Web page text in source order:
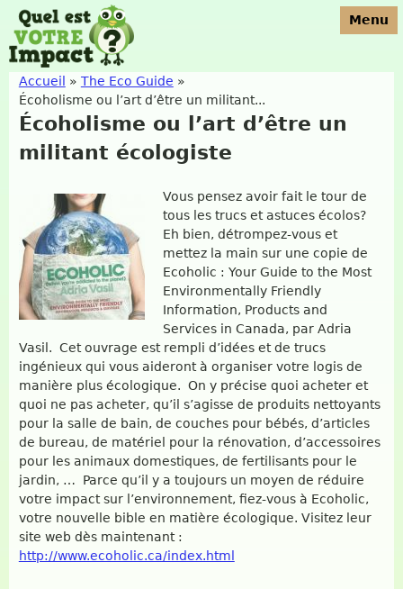
Vous êtes ici
Accueil » The Eco Guide »
Écoholisme ou l’art d’être un militant...
Écoholisme ou l’art d’être un
militant écologiste
Vous pensez avoir fait le tour de
tous les trucs et astuces écolos?
Eh bien, détrompez-vous et
mettez la main sur une copie de
Ecoholic : Your Guide to the Most
Environmentally Friendly
Information, Products and
Services in Canada, par Adria
Vasil. Cet ouvrage est rempli d’idées et de trucs
ingénieux qui vous aideront à organiser votre logis de
manière plus écologique. On y précise quoi acheter et
quoi ne pas acheter, qu’il s’agisse de produits nettoyants
pour la salle de bain, de couches pour bébés, d’articles
de bureau, de matériel pour la rénovation, d’accessoires
pour les animaux domestiques, de fertilisants pour le
jardin, … Parce qu’il y a toujours un moyen de réduire
votre impact sur l’environnement, fiez-vous à Ecoholic,
votre nouvelle bible en matière écologique. Visitez leur
site web dès maintenant :
http://www.ecoholic.ca/index.html
Menu